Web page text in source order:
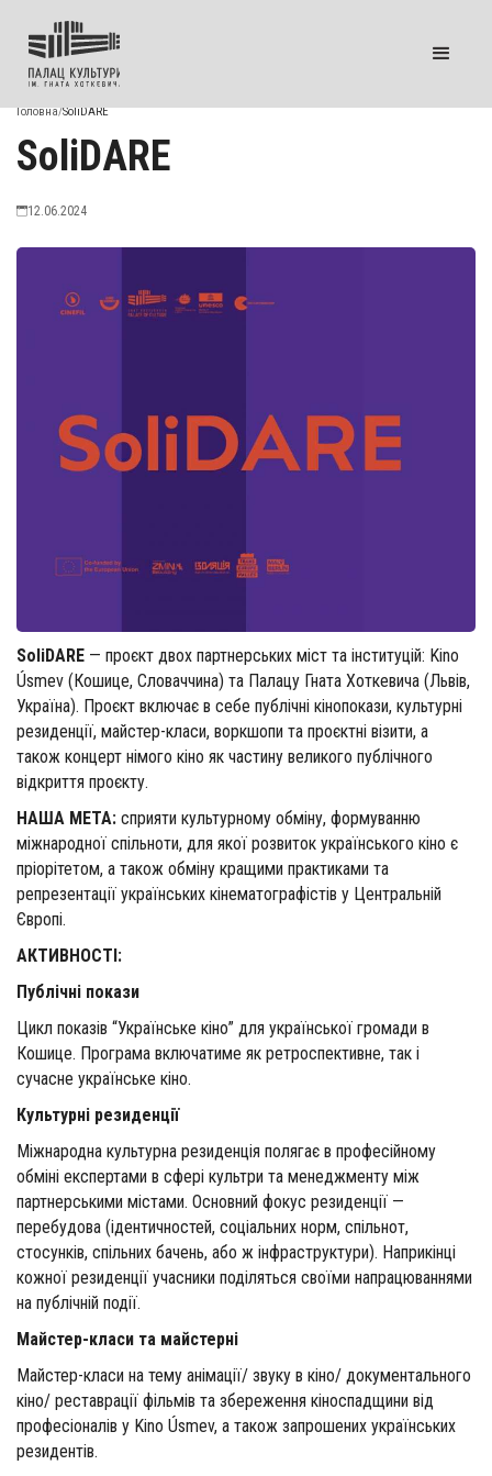
Головна/SoliDARE
SoliDARE
12.06.2024
SoliDARE — проєкт двох партнерських міст та інституцій: Kino
Úsmev (Кошице, Словаччина) та Палацу Гната Хоткевича (Львів,
Україна). Проєкт включає в себе публічні кінопокази, культурні
резиденції, майстер-класи, воркшопи та проєктні візити, а
також концерт німого кіно як частину великого публічного
відкриття проєкту.
НАША МЕТА: сприяти культурному обміну, формуванню
міжнародної спільноти, для якої розвиток українського кіно є
пріорітетом, а також обміну кращими практиками та
репрезентації українських кінематографістів у Центральній
Європі.
АКТИВНОСТІ:
Публічні покази
Цикл показів “Українське кіно” для української громади в
Кошице. Програма включатиме як ретроспективне, так і
сучасне українське кіно.
Культурні резиденції
Міжнародна культурна резиденція полягає в професійному
обміні експертами в сфері культри та менеджменту між
партнерськими містами. Основний фокус резиденції —
перебудова (ідентичностей, соціальних норм, спільнот,
стосунків, спільних бачень, або ж інфраструктури). Наприкінці
кожної резиденції учасники поділяться своїми напрацюваннями
на публічній події.
Майстер-класи та майстерні
Майстер-класи на тему анімації/ звуку в кіно/ документального
кіно/ реставрації фільмів та збереження кіноспадщини від
професіоналів у Kino Úsmev, а також запрошених українських
резидентів.